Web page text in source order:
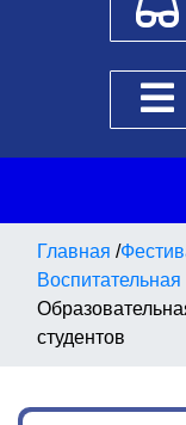
Для
Главная /
Воспитательная
студентов